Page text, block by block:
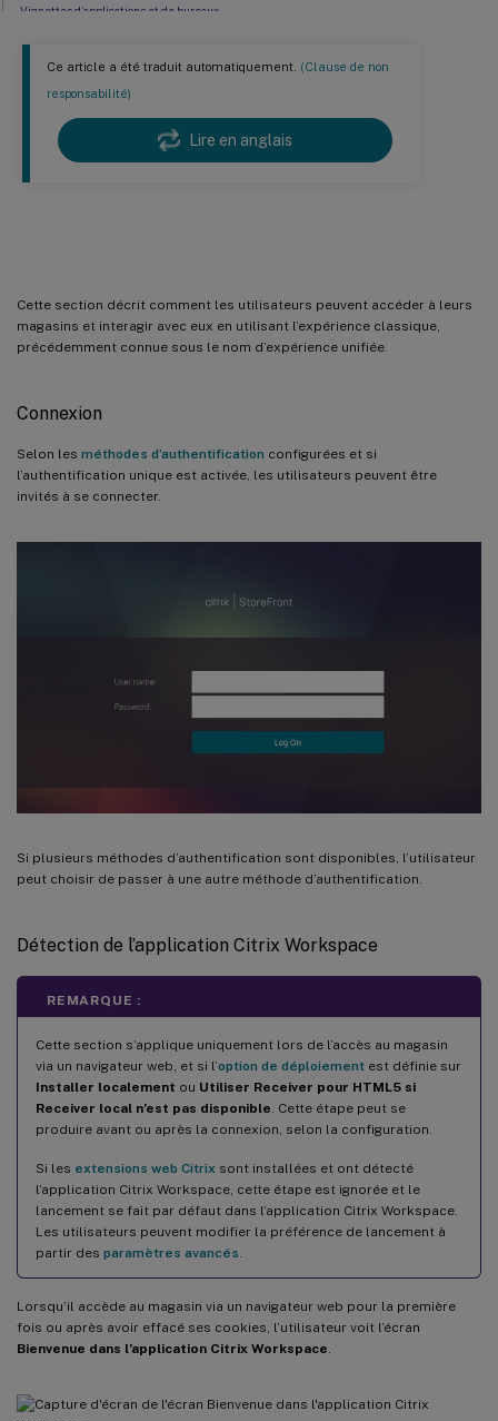
Ce article a été traduit automatiquement. (Clause de non
responsabilité)
Lire en anglais
Cette section décrit comment les utilisateurs peuvent accéder à leurs
magasins et interagir avec eux en utilisant l’expérience classique,
précédemment connue sous le nom d’expérience unifiée.
Connexion
Selon les méthodes d’authentification configurées et si
l’authentification unique est activée, les utilisateurs peuvent être
invités à se connecter.
Si plusieurs méthodes d’authentification sont disponibles, l’utilisateur
peut choisir de passer à une autre méthode d’authentification.
Détection de l’application Citrix Workspace
REMARQUE :
Cette section s’applique uniquement lors de l’accès au magasin
via un navigateur web, et si l’option de déploiement est définie sur
Installer localement ou Utiliser Receiver pour HTML5 si
Receiver local n’est pas disponible . Cette étape peut se
produire avant ou après la connexion, selon la configuration.
Si les extensions web Citrix sont installées et ont détecté
l’application Citrix Workspace, cette étape est ignorée et le
lancement se fait par défaut dans l’application Citrix Workspace.
Les utilisateurs peuvent modifier la préférence de lancement à
partir des paramètres avancés
Lorsqu’il accède au magasin via un navigateur web pour la première
fois ou après avoir effacé ses cookies, l’utilisateur voit l’écran
Bienvenue dans l’application Citrix Workspace
Vignettes d’applications et de bureaux
Recherche
Déconnexion